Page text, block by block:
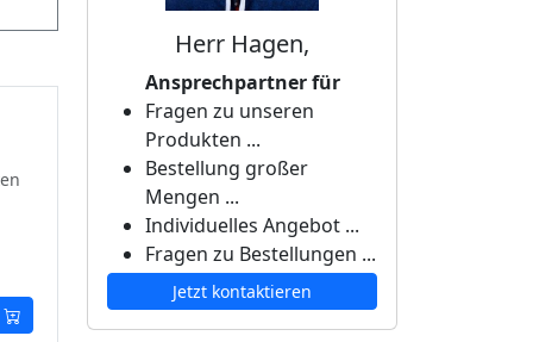
Herr Hagen,
Ansprechpartner für
Fragen zu unseren
Produkten ...
Bestellung großer
Mengen ...
Individuelles Angebot ...
Fragen zu Bestellungen ...
Jetzt kontaktieren